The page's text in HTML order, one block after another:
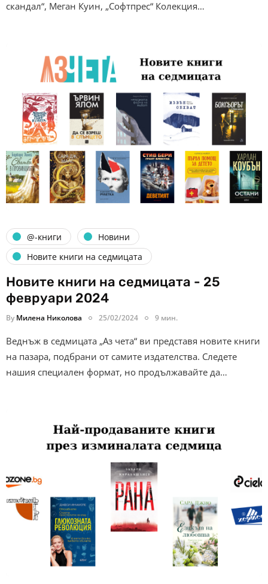
скандал“, Меган Куин, „Софтпрес“ Колекция…
@-книги
Новини
Новите книги на седмицата
Новите книги на седмицата - 25
февруари 2024
By Милена Николова 25/02/2024 9 мин.
Веднъж в седмицата „Аз чета“ ви представя новите книги
на пазара, подбрани от самите издателства. Следете
нашия специален формат, но продължавайте да…